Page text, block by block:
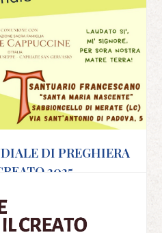
DI PREGHIERA
2025